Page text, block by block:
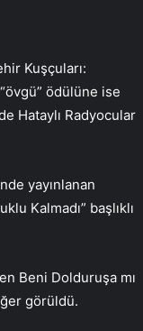
Kuşçuları:
ödülüne ise
Hataylı Radyocular
yayınlanan
Kalmadı” başlıklı
Beni Dolduruşa mı
görüldü.